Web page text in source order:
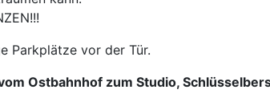
Parkplätze vor der Tür.
Ostbahnhof zum Studio,